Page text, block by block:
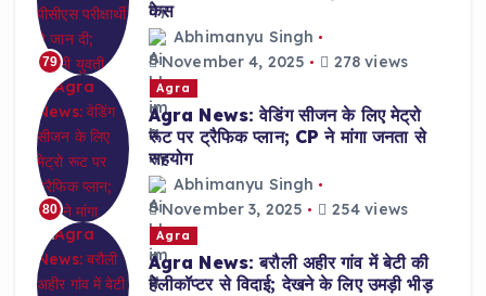
79
केस
Abhimanyu Singh
November 4, 2025
278 views
80
Agra
Agra News: वेडिंग सीजन के लिए मेट्रो
रूट पर ट्रैफिक प्लान; CP ने मांगा जनता से
सहयोग
Abhimanyu Singh
November 3, 2025
254 views
Agra
Agra News: बरौली अहीर गांव में बेटी की
हेलीकॉप्टर से विदाई; देखने के लिए उमड़ी भीड़